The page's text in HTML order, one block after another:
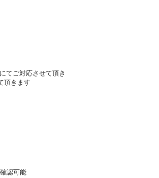
てご対応させて頂き
頂きます
認可能